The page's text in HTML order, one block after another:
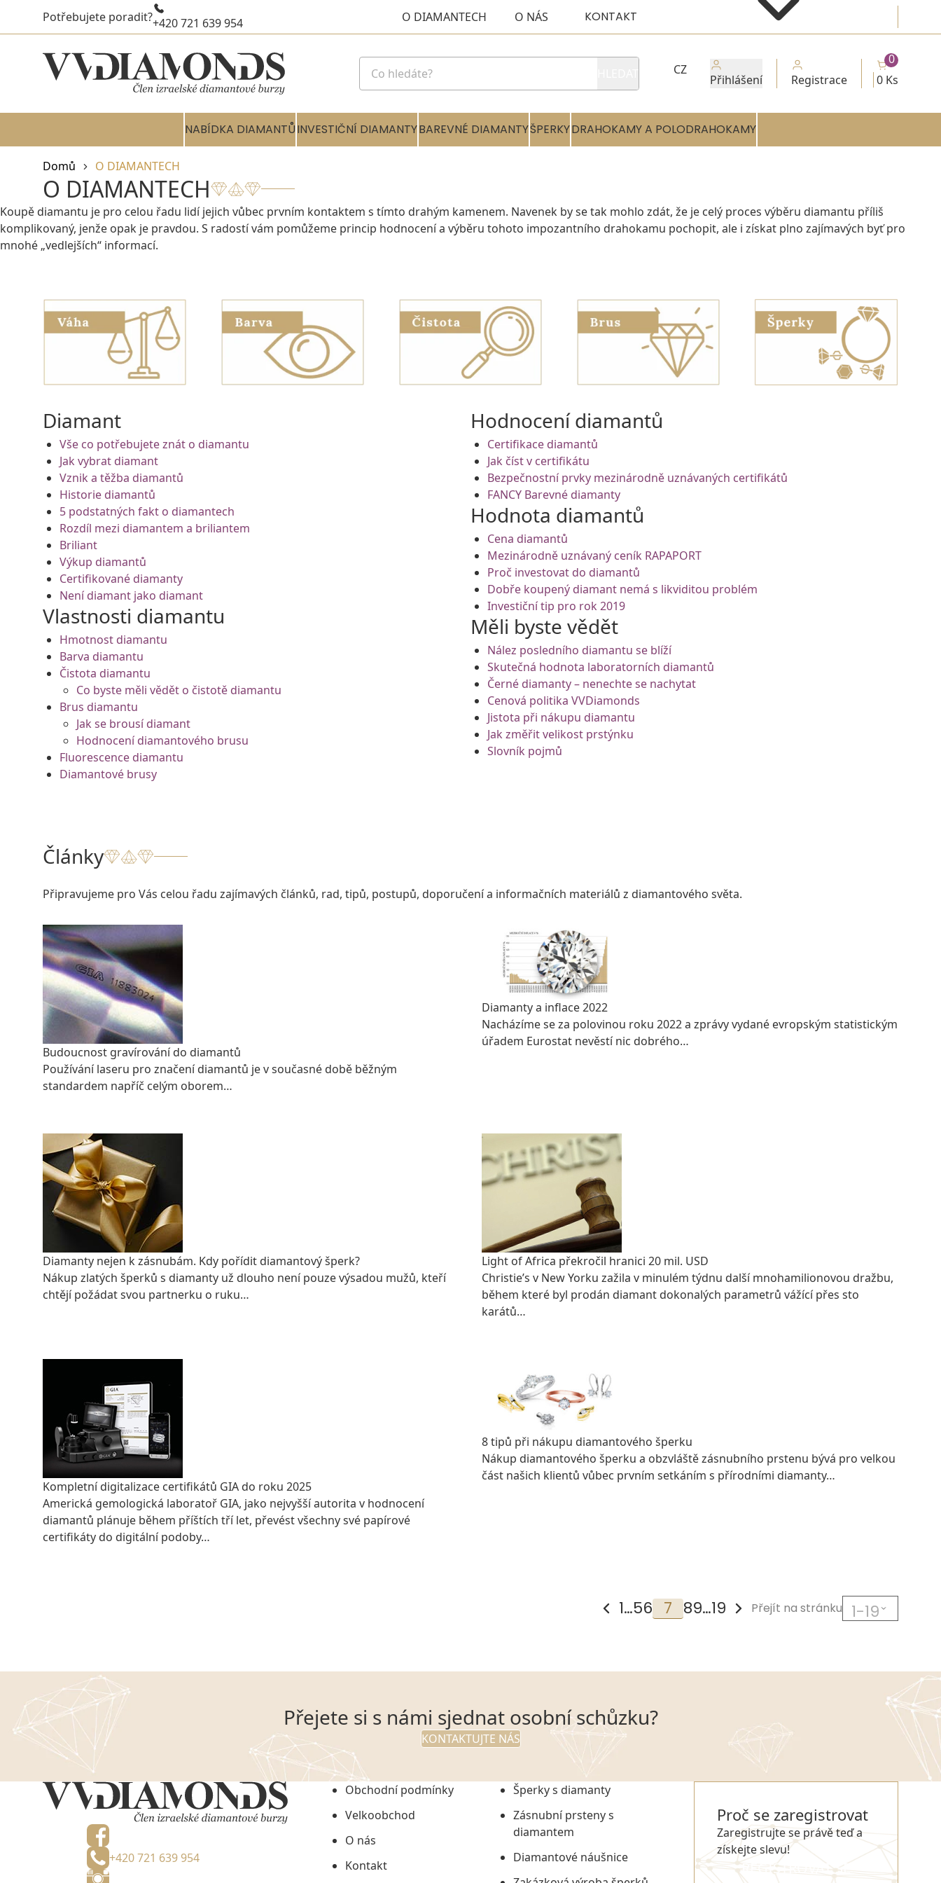
Potřebujete poradit?+420 721 639 954 O DIAMANTECH O NÁS KONTAKT
CZ
Přihlášení Registrace 0 Ks
0
NABÍDKA DIAMANTŮINVESTIČNÍ DIAMANTYBAREVNÉ DIAMANTYŠPERKYDRAHOKAMY A POLODRAHOKAMY
Domů O DIAMANTECH
O DIAMANTECH
Koupě diamantu je pro celou řadu lidí jejich vůbec prvním kontaktem s tímto drahým kamenem. Navenek by se tak mohlo zdát, že je celý proces výběru diamantu příliš
komplikovaný, jenže opak je pravdou. S radostí vám pomůžeme princip hodnocení a výběru tohoto impozantního drahokamu pochopit, ale i získat plno zajímavých byť pro
mnohé „vedlejších“ informací.
Diamant
Vše co potřebujete znát o diamantu
Jak vybrat diamant
Vznik a těžba diamantů
Historie diamantů
5 podstatných fakt o diamantech
Rozdíl mezi diamantem a briliantem
Briliant
Výkup diamantů
Certifikované diamanty
Není diamant jako diamant
Vlastnosti diamantu
Hmotnost diamantu
Barva diamantu
Čistota diamantu
Co byste měli vědět o čistotě diamantu
Brus diamantu
Jak se brousí diamant
Hodnocení diamantového brusu
Fluorescence diamantu
Diamantové brusy
Hodnocení diamantů
Certifikace diamantů
Jak číst v certifikátu
Bezpečnostní prvky mezinárodně uznávaných certifikátů
FANCY Barevné diamanty
Hodnota diamantů
Cena diamantů
Mezinárodně uznávaný ceník RAPAPORT
Proč investovat do diamantů
Dobře koupený diamant nemá s likviditou problém
Investiční tip pro rok 2019
Měli byste vědět
Nález posledního diamantu se blíží
Skutečná hodnota laboratorních diamantů
Černé diamanty – nenechte se nachytat
Cenová politika VVDiamonds
Jistota při nákupu diamantu
Jak změřit velikost prstýnku
Slovník pojmů
Články
Připravujeme pro Vás celou řadu zajímavých článků, rad, tipů, postupů, doporučení a informačních materiálů z diamantového světa.
Budoucnost gravírování do diamantů
Používání laseru pro značení diamantů je v současné době běžným
standardem napříč celým oborem…
Diamanty a inflace 2022
Nacházíme se za polovinou roku 2022 a zprávy vydané evropským statistickým
úřadem Eurostat nevěstí nic dobrého…
Diamanty nejen k zásnubám. Kdy pořídit diamantový šperk?
Nákup zlatých šperků s diamanty už dlouho není pouze výsadou mužů, kteří
chtějí požádat svou partnerku o ruku…
Light of Africa překročil hranici 20 mil. USD
Christie’s v New Yorku zažila v minulém týdnu další mnohamilionovou dražbu,
během které byl prodán diamant dokonalých parametrů vážící přes sto
karátů…
Kompletní digitalizace certifikátů GIA do roku 2025
Americká gemologická laboratoř GIA, jako nejvyšší autorita v hodnocení
diamantů plánuje během příštích tří let, převést všechny své papírové
certifikáty do digitální podoby…
8 tipů při nákupu diamantového šperku
Nákup diamantového šperku a obzvláště zásnubního prstenu bývá pro velkou
část našich klientů vůbec prvním setkáním s přírodními diamanty…
1…56 7 89…19 Přejít na stránku
Přejete si s námi sjednat osobní schůzku?
KONTAKTUJTE NÁS
+420 721 639 954
Obchodní podmínky
Velkoobchod
O nás
Kontakt
Šperky s diamanty
Zásnubní prsteny s
diamantem
Diamantové náušnice
Proč se zaregistrovat
Zaregistrujte se právě teď a
získejte slevu!
REGISTROVAT SE